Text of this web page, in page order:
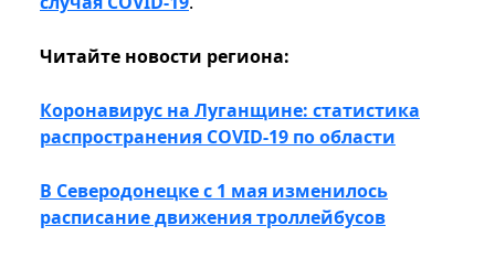
Читайте новости региона:
Коронавирус на Луганщине: статистика
распространения COVID-19 по области
В Северодонецке с 1 мая изменилось
расписание движения троллейбусов